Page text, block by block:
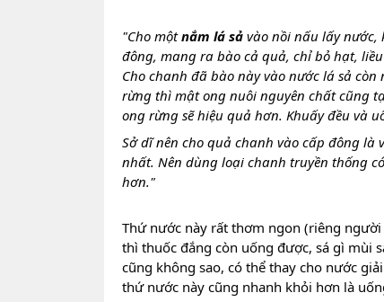
"Cho một nắm lá sả vào nồi nấu lấy nước,
đông, mang ra bào cả quả, chỉ bỏ hạt,
Cho chanh đã bào này vào nước lá sả
rừng thì mật ong nuôi nguyên chất cũng
ong rừng sẽ hiệu quả hơn. Khuấy đều và
Sở dĩ nên cho quả chanh vào cấp đông
nhất. Nên dùng loại chanh truyền thống
hơn."
Thứ nước này rất thơm ngon (riêng
thì thuốc đắng còn uống được, sá gì mùi
cũng không sao, có thể thay cho nước
thứ nước này cũng nhanh khỏi hơn là